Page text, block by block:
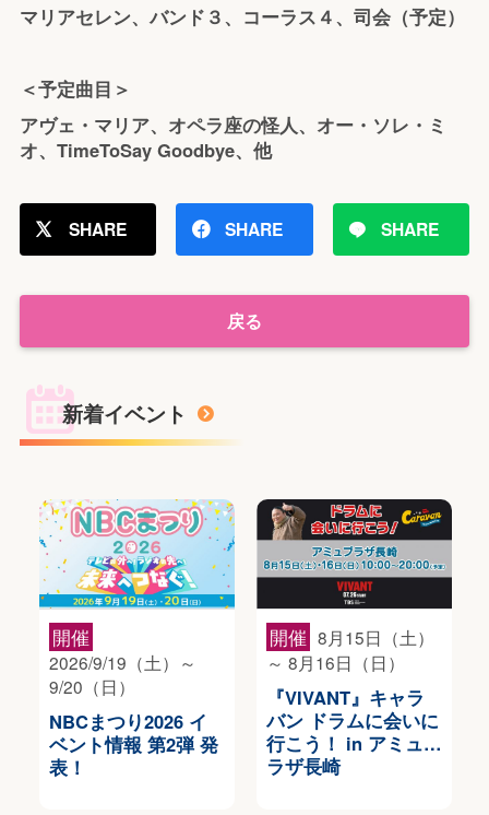
マリアセレン、バンド３、コーラス４、司会（予定）
＜予定曲目＞
アヴェ・マリア、オペラ座の怪人、オー・ソレ・ミ
オ、TimeToSay Goodbye、他
SHARE SHARE SHARE
戻る
新着イベント
開催
2026/9/19（土）～
9/20（日）
NBCまつり2026 イ
ベント情報 第2弾 発
表！
開催 8月15日（土）
～ 8月16日（日）
『VIVANT』キャラ
バン ドラムに会いに
行こう！ in アミュプ
ラザ長崎